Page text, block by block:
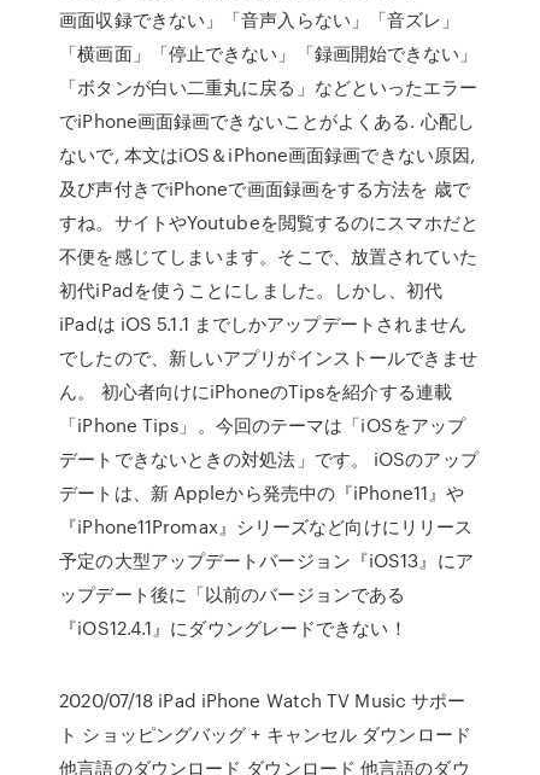
画面収録できない」「音声入らない」「音ズレ」
「横画面」「停止できない」「録画開始できない」
「ボタンが白い二重丸に戻る」などといったエラー
でiPhone画面録画できないことがよくある. 心配し
ないで, 本文はiOS＆iPhone画面録画できない原因,
及び声付きでiPhoneで画面録画をする方法を 歳で
すね。サイトやYoutubeを閲覧するのにスマホだと
不便を感じてしまいます。そこで、放置されていた
初代iPadを使うことにしました。しかし、初代
iPadは iOS 5.1.1 までしかアップデートされません
でしたので、新しいアプリがインストールできませ
ん。 初心者向けにiPhoneのTipsを紹介する連載
「iPhone Tips」。今回のテーマは「iOSをアップ
デートできないときの対処法」です。 iOSのアップ
デートは、新 Appleから発売中の『iPhone11』や
『iPhone11Promax』シリーズなど向けにリリース
予定の大型アップデートバージョン『iOS13』にア
ップデート後に「以前のバージョンである
『iOS12.4.1』にダウングレードできない！
2020/07/18 iPad iPhone Watch TV Music サポー
ト ショッピングバッグ + キャンセル ダウンロード
他言語のダウンロード ダウンロード 他言語のダウ